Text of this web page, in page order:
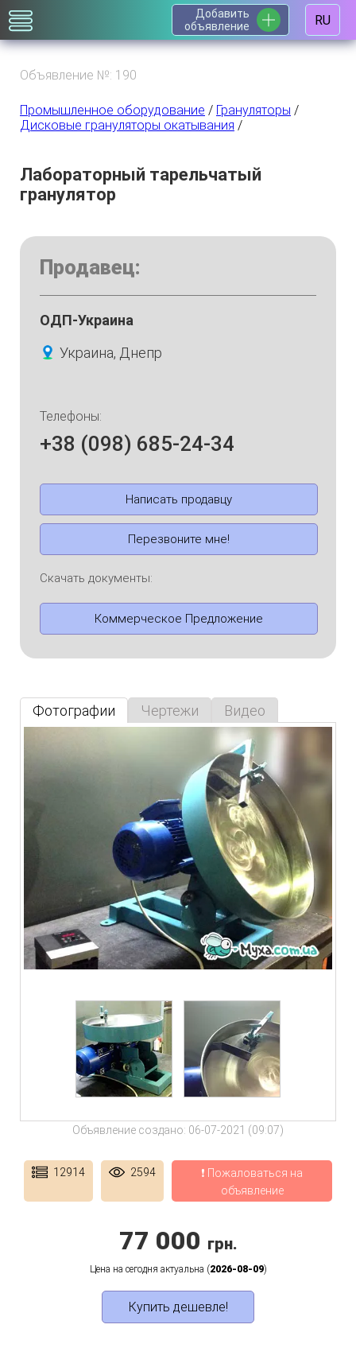
Добавить
объявление
RU
Объявление №: 190
Промышленное оборудование / Грануляторы /
Дисковые грануляторы окатывания /
Лабораторный тарельчатый
гранулятор
Продавец:
ОДП-Украина
Украина, Днепр
Телефоны:
+38 (098) 685-24-34
Написать продавцу
Перезвоните мне!
Скачать документы:
Коммерческое Предложение
Фотографии Чертежи Видео
Объявление создано: 06-07-2021 (09:07)
12914 2594
❗ Пожаловаться на
объявление
77 000 грн.
Цена на сегодня актуальна (2026-08-09)
Купить дешевле!